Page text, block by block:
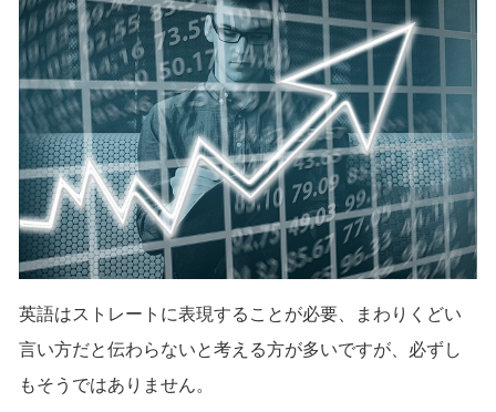
英語はストレートに表現することが必要、まわりくどい
言い方だと伝わらないと考える方が多いですが、必ずし
もそうではありません。